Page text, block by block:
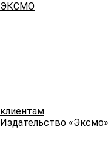
ЭКСМО
клиентам
Издательство «Эксмо»